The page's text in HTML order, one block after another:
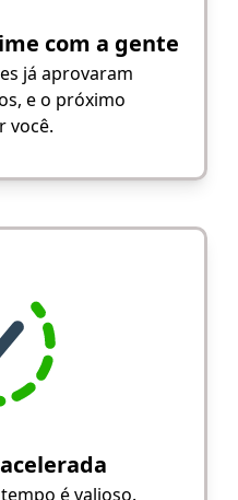
com a gente
já aprovaram
e o próximo
você.
é valioso.